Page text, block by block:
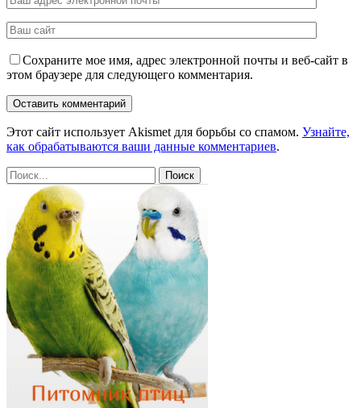
Сохраните мое имя, адрес электронной почты и веб-сайт в
этом браузере для следующего комментария.
Этот сайт использует Akismet для борьбы со спамом. Узнайте,
как обрабатываются ваши данные комментариев.